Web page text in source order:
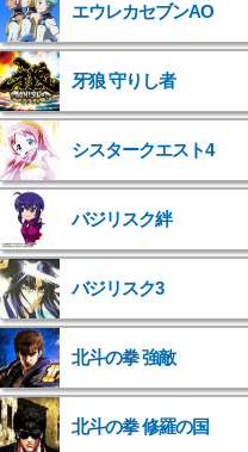
エウレカセブンAO
牙狼 守りし者
シスタークエスト4
バジリスク絆
バジリスク3
北斗の拳 強敵
北斗の拳 修羅の国